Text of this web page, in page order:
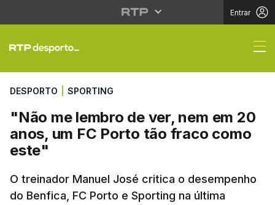
Entrar
"Não me lembro de
DESPORTO SPORTING
"Não me lembro de ver, nem em 20
anos, um FC Porto tão fraco como
este"
O treinador Manuel José critica o desempenho
do Benfica, FC Porto e Sporting na última